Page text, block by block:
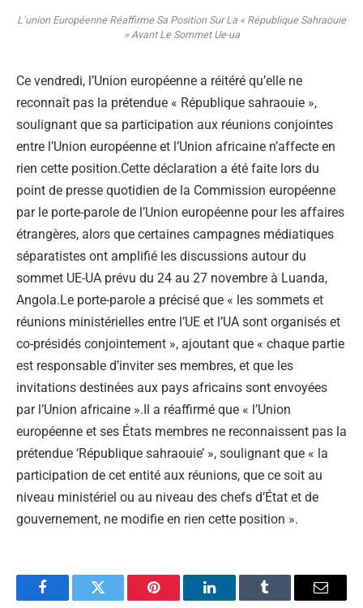
L’union Européenne Réaffirme Sa Position Sur La « République Sahraouie
» Avant Le Sommet Ue-ua
Ce vendredi, l’Union européenne a réitéré qu’elle ne
reconnaît pas la prétendue « République sahraouie »,
soulignant que sa participation aux réunions conjointes
entre l’Union européenne et l’Union africaine n’affecte en
rien cette position.Cette déclaration a été faite lors du
point de presse quotidien de la Commission européenne
par le porte-parole de l’Union européenne pour les affaires
étrangères, alors que certaines campagnes médiatiques
séparatistes ont amplifié les discussions autour du
sommet UE-UA prévu du 24 au 27 novembre à Luanda,
Angola.Le porte-parole a précisé que « les sommets et
réunions ministérielles entre l’UE et l’UA sont organisés et
co-présidés conjointement », ajoutant que « chaque partie
est responsable d’inviter ses membres, et que les
invitations destinées aux pays africains sont envoyées
par l’Union africaine ».Il a réaffirmé que « l’Union
européenne et ses États membres ne reconnaissent pas la
prétendue ‘République sahraouie’ », soulignant que « la
participation de cet entité aux réunions, que ce soit au
niveau ministériel ou au niveau des chefs d’État et de
gouvernement, ne modifie en rien cette position ».
FacebookTwitter Pinterest LinkedInTumblr Email